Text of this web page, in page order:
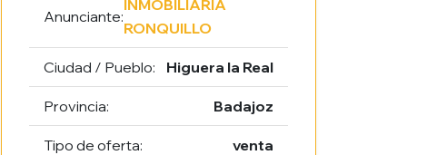
Anunciante:
INMOBILIARIA
RONQUILLO
Ciudad / Pueblo: Higuera la Real
Provincia: Badajoz
Tipo de oferta: venta